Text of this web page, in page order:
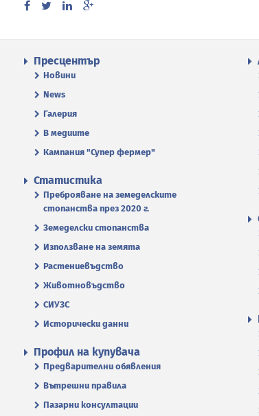
Пресцентър
Новини
News
Галерия
В медиите
Кампания "Супер фермер"
Статистика
Преброяване на земеделските
стопанства през 2020 г.
Земеделски стопанства
Използване на земята
Растениевъдство
Животновъдство
СИУЗС
Исторически данни
Профил на купувача
Предварителни обявления
Вътрешни правила
Пазарни консултации